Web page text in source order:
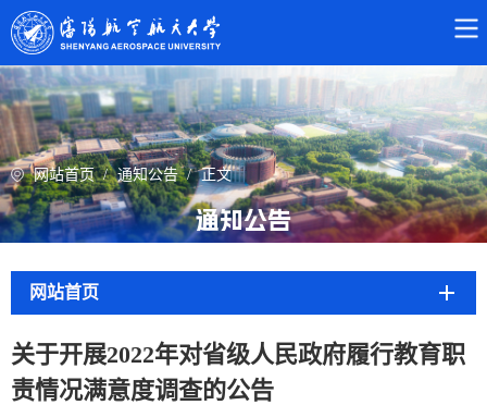
网站首页 / 通知公告 / 正文
通知公告
网站首页
关于开展2022年对省级人民政府履行教育职
责情况满意度调查的公告